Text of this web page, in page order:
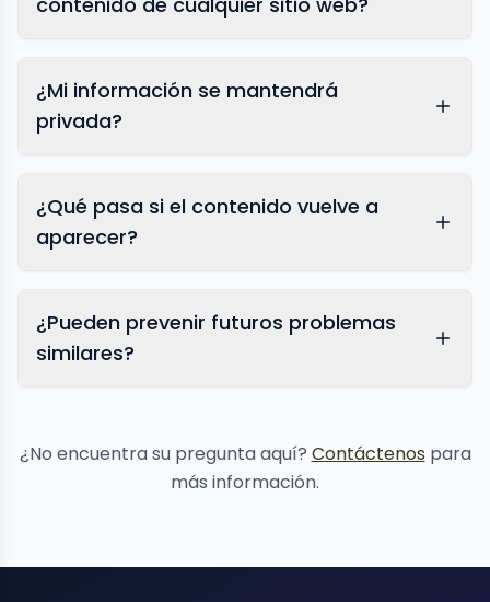
¿Mi información se mantendrá
privada?
¿Qué pasa si el contenido vuelve a
aparecer?
¿Pueden prevenir futuros problemas
similares?
¿No encuentra su pregunta aquí? Contáctenos para
más información.